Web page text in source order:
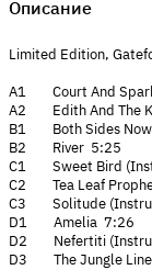
Описание
Limited Edition,
A1 Court And
A2 Edith And The
B1 Both Sides
B2 River 5:25
C1 Sweet Bird
C2 Tea Leaf
C3 Solitude
D1 Amelia 7:26
D2 Nefertiti
D3 The Jungle